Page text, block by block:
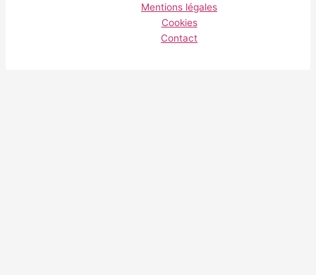
Mentions légales
Cookies
Contact